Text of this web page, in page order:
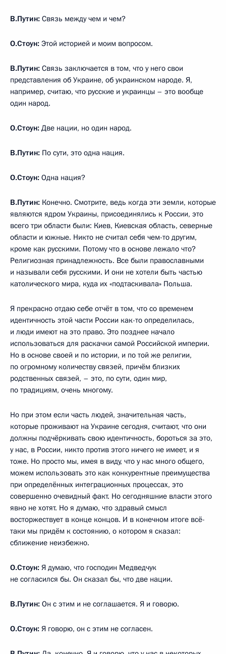
В.Путин: Связь между чем и чем?
О.Стоун: Этой историей и моим вопросом.
В.Путин: Связь заключается в том, что у него свои
представления об Украине, об украинском народе. Я,
например, считаю, что русские и украинцы – это вообще
один народ.
О.Стоун: Две нации, но один народ.
В.Путин: По сути, это одна нация.
О.Стоун: Одна нация?
В.Путин: Конечно. Смотрите, ведь когда эти земли, которые
являются ядром Украины, присоединялись к России, это
всего три области были: Киев, Киевская область, северные
области и южные. Никто не считал себя чем-то другим,
кроме как русскими. Потому что в основе лежало что?
Религиозная принадлежность. Все были православными
и называли себя русскими. И они не хотели быть частью
католического мира, куда их «подтаскивала» Польша.
Я прекрасно отдаю себе отчёт в том, что со временем
идентичность этой части России как-то определилась,
и люди имеют на это право. Это позднее начало
использоваться для раскачки самой Российской империи.
Но в основе своей и по истории, и по той же религии,
по огромному количеству связей, причём близких
родственных связей, – это, по сути, один мир,
по традициям, очень многому.
Но при этом если часть людей, значительная часть,
которые проживают на Украине сегодня, считают, что они
должны подчёркивать свою идентичность, бороться за это,
у нас, в России, никто против этого ничего не имеет, и я
тоже. Но просто мы, имея в виду, что у нас много общего,
можем использовать это как конкурентные преимущества
при определённых интеграционных процессах, это
совершенно очевидный факт. Но сегодняшние власти этого
явно не хотят. Но я думаю, что здравый смысл
восторжествует в конце концов. И в конечном итоге всё-
таки мы придём к состоянию, о котором я сказал:
сближение неизбежно.
О.Стоун: Я думаю, что господин Медведчук
не согласился бы. Он сказал бы, что две нации.
В.Путин: Он с этим и не соглашается. Я и говорю.
О.Стоун: Я говорю, он с этим не согласен.